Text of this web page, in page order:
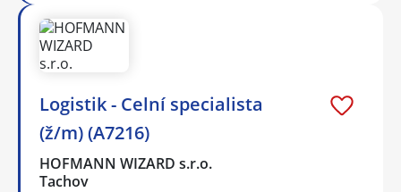
Logistik - Celní specialista
(ž/m) (A7216)
HOFMANN WIZARD s.r.o.
Tachov